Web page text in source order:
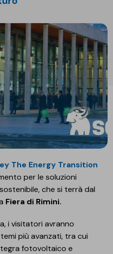
The Energy Transition
per le soluzioni
che si terrà dal
Fiera di Rimini.
i visitatori avranno
più avanzati, tra cui
fotovoltaico e